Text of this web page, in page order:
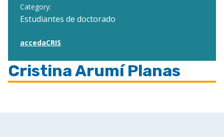
Category:
Estudiantes de doctorado
accedaCRIS
Cristina Arumí Planas